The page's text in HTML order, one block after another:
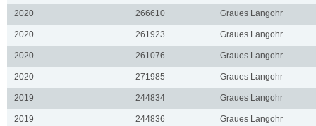
2020 266610 Graues Langohr
2020 261923 Graues Langohr
2020 261076 Graues Langohr
2020 271985 Graues Langohr
2019 244834 Graues Langohr
2019 244836 Graues Langohr